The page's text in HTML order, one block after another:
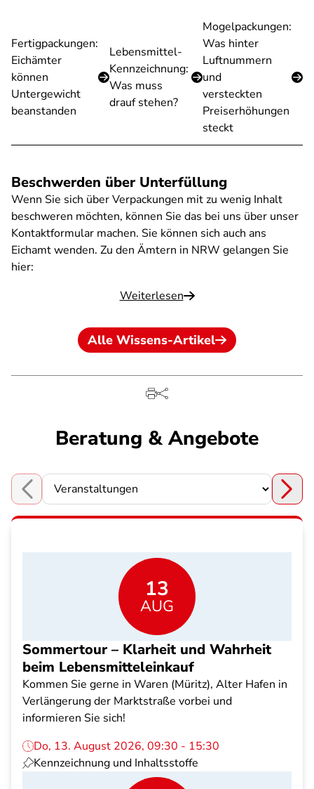
Fertigpackungen:
Eichämter
können
Untergewicht
beanstanden
Lebensmittel-
Kennzeichnung:
Was muss
drauf stehen?
Mogelpackungen:
Was hinter
Luftnummern
und
versteckten
Preiserhöhungen
steckt
Beschwerden über Unterfüllung
Wenn Sie sich über Verpackungen mit zu wenig Inhalt
beschweren möchten, können Sie das bei uns über unser
Kontaktformular machen. Sie können sich auch ans
Eichamt wenden. Zu den Ämtern in NRW gelangen Sie
hier:
Weiterlesen
Alle Wissens-Artikel
Beratung & Angebote
Choose a section
13
AUG
Sommertour – Klarheit und Wahrheit
beim Lebensmitteleinkauf
Kommen Sie gerne in Waren (Müritz), Alter Hafen in
Verlängerung der Marktstraße vorbei und
informieren Sie sich!
Do, 13. August 2026, 09:30 - 15:30
Kennzeichnung und Inhaltsstoffe